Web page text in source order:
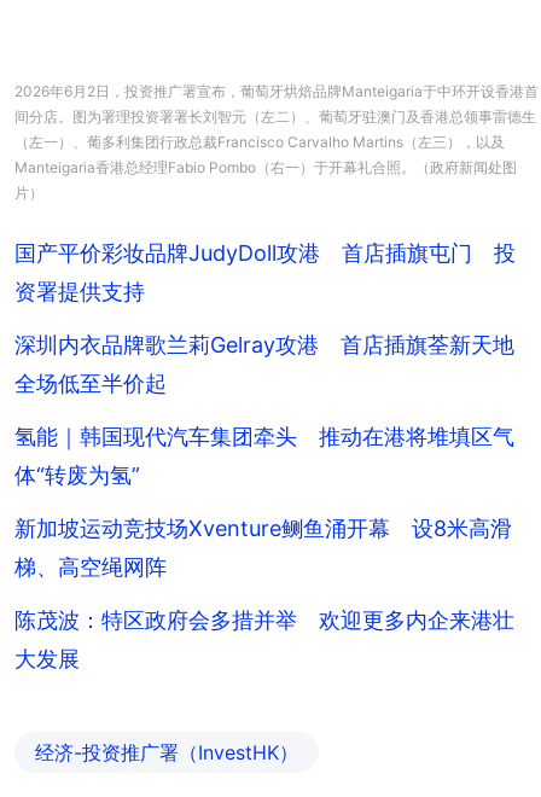
2026年6月2日，投资推广署宣布，葡萄牙烘焙品牌Manteigaria于中环开设香港首
间分店。图为署理投资署署长刘智元（左二）、葡萄牙驻澳门及香港总领事雷德生
（左一）、葡多利集团行政总裁Francisco Carvalho Martins（左三），以及
Manteigaria香港总经理Fabio Pombo（右一）于开幕礼合照。（政府新闻处图
片）
国产平价彩妆品牌JudyDoll攻港 首店插旗屯门 投
资署提供支持
深圳内衣品牌歌兰莉Gelray攻港 首店插旗荃新天地
全场低至半价起
氢能｜韩国现代汽车集团牵头 推动在港将堆填区气
体“转废为氢”
新加坡运动竞技场Xventure鲗鱼涌开幕 设8米高滑
梯、高空绳网阵
陈茂波：特区政府会多措并举 欢迎更多内企来港壮
大发展
经济-投资推广署（InvestHK）